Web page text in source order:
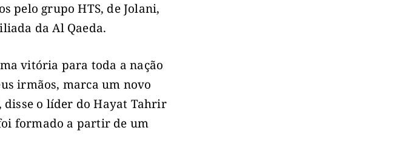
pelo grupo HTS, de Jolani,
da Al Qaeda.
vitória para toda a nação
irmãos, marca um novo
o líder do Hayat Tahrir
formado a partir de um